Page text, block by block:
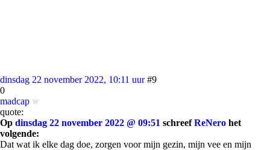
dinsdag 22 november 2022, 10:11 uur #9
0
madcap
quote:
Op dinsdag 22 november 2022 @ 09:51 schreefReNero het
volgende:
Dat wat ik elke dag doe, zorgen voor mijn gezin, mijn vee en mijn